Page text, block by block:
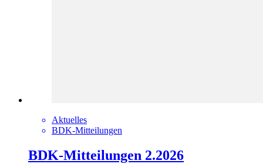
Aktuelles
BDK-Mitteilungen
BDK-Mitteilungen 2.2026